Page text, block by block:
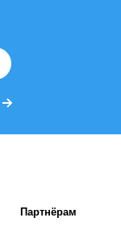
Партнёрам